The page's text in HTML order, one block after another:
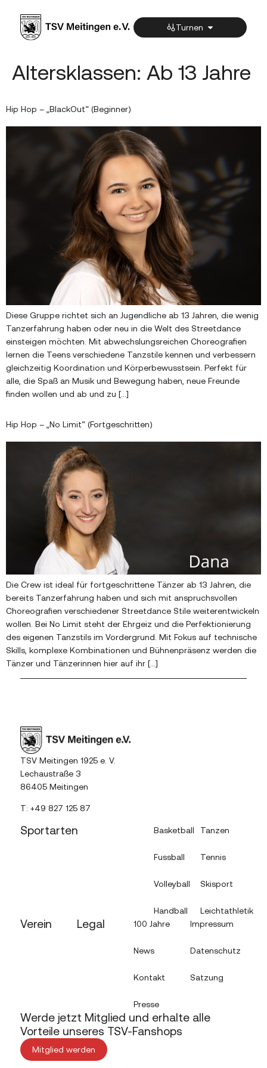
springen
Turnen
Altersklassen: Ab 13 Jahre
Hip Hop – „BlackOut“ (Beginner)
Diese Gruppe richtet sich an Jugendliche ab 13 Jahren, die wenig
Tanzerfahrung haben oder neu in die Welt des Streetdance
einsteigen möchten. Mit abwechslungsreichen Choreografien
lernen die Teens verschiedene Tanzstile kennen und verbessern
gleichzeitig Koordination und Körperbewusstsein. Perfekt für
alle, die Spaß an Musik und Bewegung haben, neue Freunde
finden wollen und ab und zu […]
Hip Hop – „No Limit“ (Fortgeschritten)
Die Crew ist ideal für fortgeschrittene Tänzer ab 13 Jahren, die
bereits Tanzerfahrung haben und sich mit anspruchsvollen
Choreografien verschiedener Streetdance Stile weiterentwickeln
wollen. Bei No Limit steht der Ehrgeiz und die Perfektionierung
des eigenen Tanzstils im Vordergrund. Mit Fokus auf technische
Skills, komplexe Kombinationen und Bühnenpräsenz werden die
Tänzer und Tänzerinnen hier auf ihr […]
TSV Meitingen 1925 e. V.
Lechaustraße 3
86405 Meitingen
T: +49 827 125 87
Sportarten Basketball
Fussball
Volleyball
Handball
Tanzen
Tennis
Skisport
Leichtathletik
Verein Legal 100 Jahre
News
Kontakt
Presse
Impressum
Datenschutz
Satzung
Werde jetzt Mitglied und erhalte alle
Vorteile unseres TSV-Fanshops
Mitglied werden